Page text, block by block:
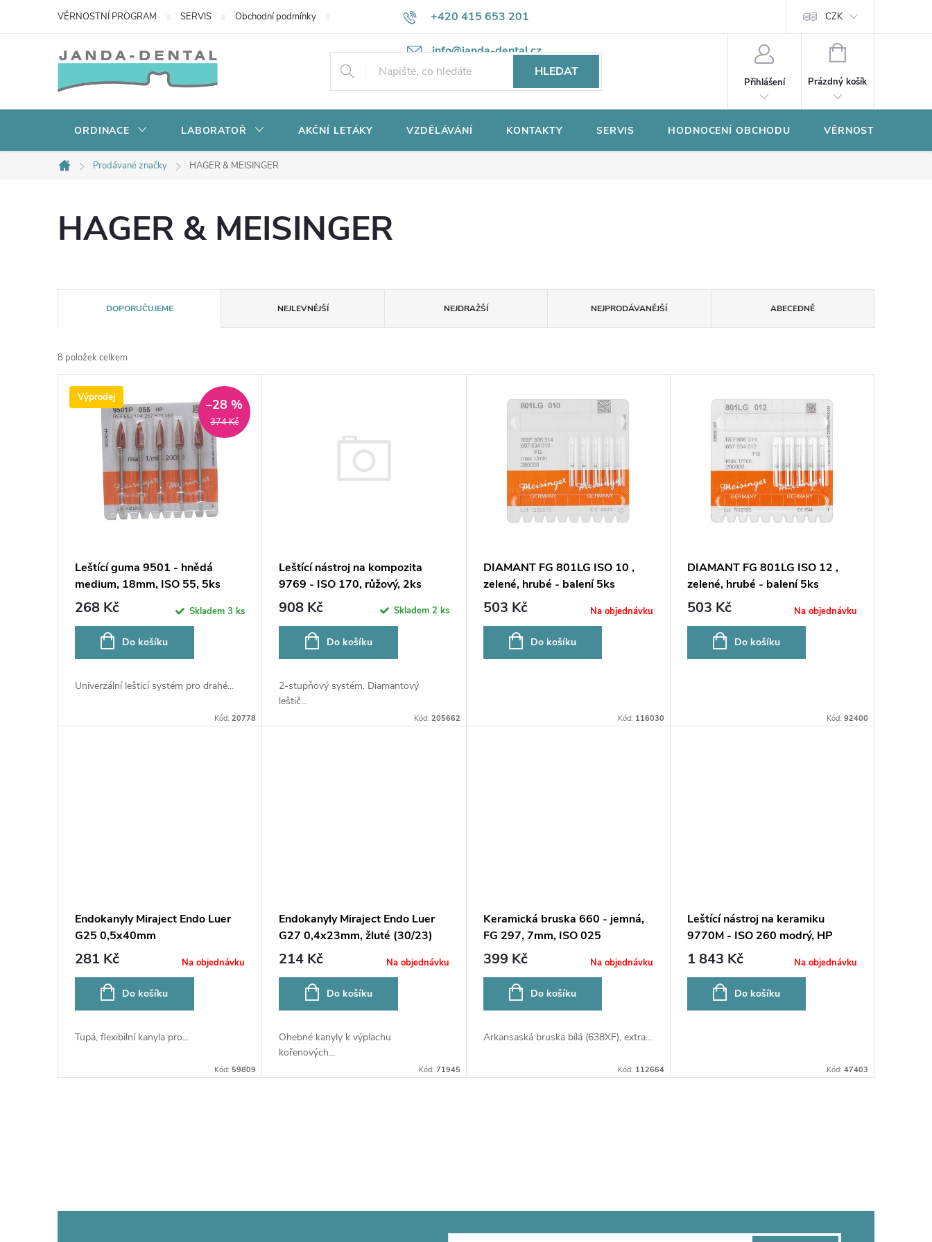
+420 415 653 201
info@janda-dental.cz
VĚRNOSTNÍ PROGRAM SERVIS Obchodní podmínky Potřebujete poradit? Ochrana osobních údajů CZK
HLEDAT
Přihlášení
NÁKUPNÍ
Prázdný košík
ORDINACE LABORATOŘ AKČNÍ LETÁKY VZDĚLÁVÁNÍ KONTAKTY SERVIS HODNOCENÍ OBCHODU VĚRNOSTNÍ
Domů
Prodávané značky HAGER & MEISINGER
HAGER & MEISINGER
a
z
e
t
DOPORUČUJEME NEJLEVNĚJŠÍ NEJDRAŽŠÍ NEJPRODÁVANĚJŠÍ ABECEDNĚ
8 položek celkem
V
k
Výprodej
374 Kč
–28 %
Leštící guma 9501 - hnědá
medium, 18mm, ISO 55, 5ks
268 Kč Skladem3 ks
Do košíku
Univerzální lešticí systém pro drahé...
Kód:20778
Leštící nástroj na kompozita
9769 - ISO 170, růžový, 2ks
908 Kč Skladem 2 ks
Do košíku
2-stupňový systém. Diamantový
leštič...
Kód: 205662
DIAMANT FG 801LG ISO 10 ,
zelené, hrubé - balení 5ks
503 Kč Na objednávku
Do košíku
Kód: 116030
DIAMANT FG 801LG ISO 12 ,
zelené, hrubé - balení 5ks
503 Kč Na objednávku
Do košíku
Kód: 92400
Endokanyly Miraject Endo Luer
G25 0,5x40mm
281 Kč Na objednávku
Do košíku
Tupá, flexibilní kanyla pro...
Kód: 59809
Endokanyly Miraject Endo Luer
G27 0,4x23mm, žluté (30/23)
214 Kč Na objednávku
Do košíku
Ohebné kanyly k výplachu
kořenových...
Kód: 71945
Keramická bruska 660 - jemná,
FG 297, 7mm, ISO 025
399 Kč Na objednávku
Do košíku
Arkansaská bruska bílá (638XF), extra...
Kód: 112664
Leštící nástroj na keramiku
9770M - ISO 260 modrý, HP
1 843 Kč Na objednávku
Do košíku
Kód: 47403
á